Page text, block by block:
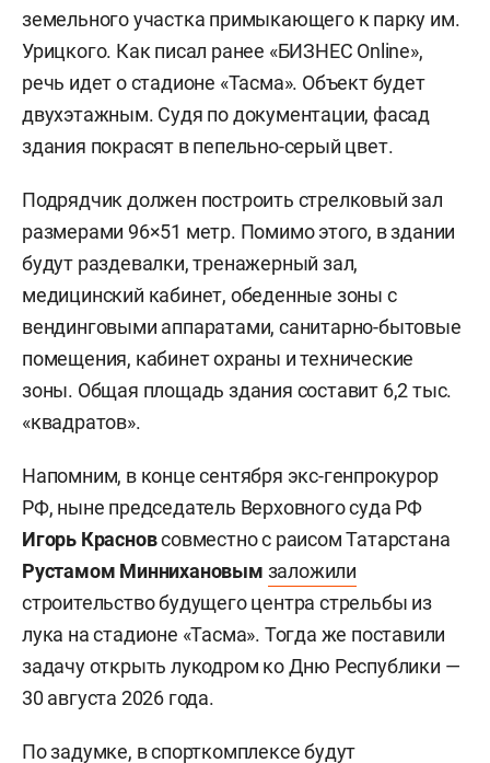
земельного участка примыкающего к парку им.
Урицкого. Как писал ранее «БИЗНЕС Online»,
речь идет о стадионе «Тасма». Объект будет
двухэтажным. Судя по документации, фасад
здания покрасят в пепельно-серый цвет.
Подрядчик должен построить стрелковый зал
размерами 96×51 метр. Помимо этого, в здании
будут раздевалки, тренажерный зал,
медицинский кабинет, обеденные зоны с
вендинговыми аппаратами, санитарно-бытовые
помещения, кабинет охраны и технические
зоны. Общая площадь здания составит 6,2 тыс.
«квадратов».
Напомним, в конце сентября экс-генпрокурор
РФ, ныне председатель Верховного суда РФ
Игорь Красновсовместно с раисом Татарстана
Рустамом Миннихановым заложили
строительство будущего центра стрельбы из
лука на стадионе «Тасма». Тогда же поставили
задачу открыть лукодром ко Дню Республики —
30 августа 2026 года.
По задумке, в спорткомплексе будут